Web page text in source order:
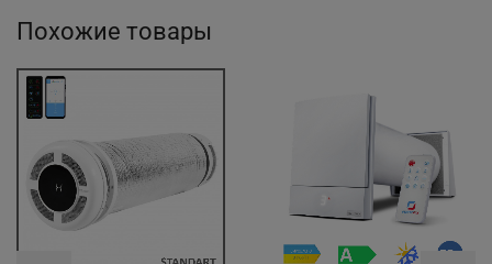
Похожие товары